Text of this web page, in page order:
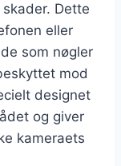
Dette
eller
som nøgler
mod
designet
og giver
kameraets